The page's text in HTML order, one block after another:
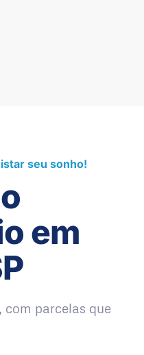
seu sonho!
em
com parcelas que